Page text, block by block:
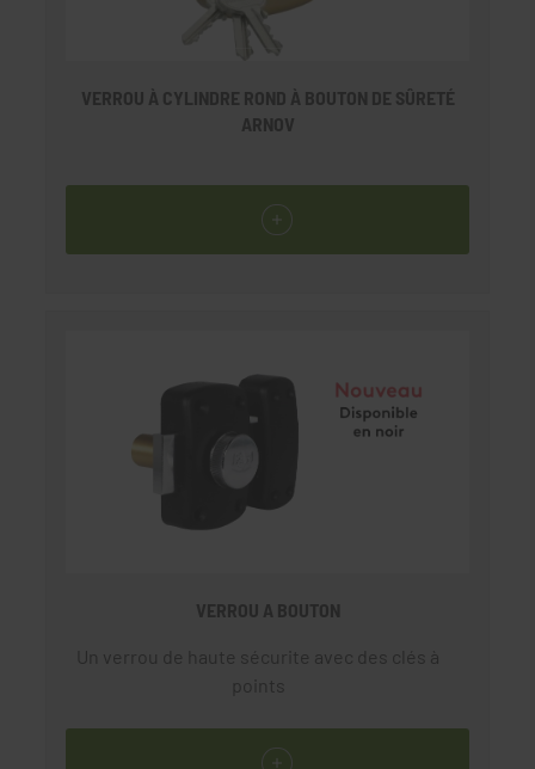
VERROU À CYLINDRE ROND À BOUTON DE SÛRETÉ
ARNOV
VERROU A BOUTON
Un verrou de haute sécurite avec des clés à
points